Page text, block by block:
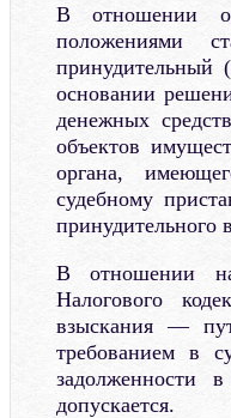
В отношении
положениями
принудительный
основании
денежных
объектов
органа,
судебному
принудительного
В отношении
Налогового
взыскания —
требованием в
задолженности
допускается.